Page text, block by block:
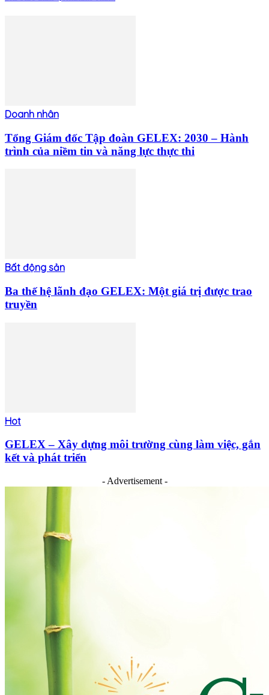
Doanh nhân
Tổng Giám đốc Tập đoàn GELEX: 2030 – Hành
trình của niềm tin và năng lực thực thi
Bất động sản
Ba thế hệ lãnh đạo GELEX: Một giá trị được trao
truyền
Hot
GELEX – Xây dựng môi trường cùng làm việc, gắn
kết và phát triển
- Advertisement -